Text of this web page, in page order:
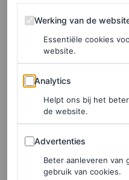
Een
In een interview in 2021
dat haar kostuums, met
zijn voor Jessica’s
en Bene Gesserit. “Ze
ketenen”, zei ze. “Jessica
er zijn geen andere
Werking van de website
Werking van de
Essentiële cookies
website.
Analytics
Analytics
Helpt ons bij het
de website.
Advertenties
Advertenties
Beter aanleveren van
gebruik van cookies.